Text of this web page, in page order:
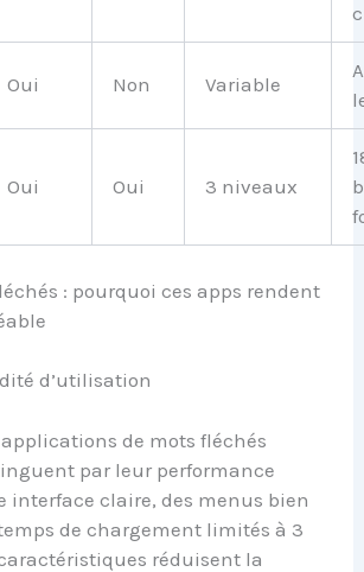
Oui Non Variable
Oui Oui 3 niveaux
: pourquoi ces apps rendent
d’utilisation
de mots fléchés
par leur performance
interface claire, des menus bien
de chargement limités à 3
réduisent la